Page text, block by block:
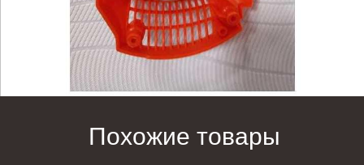
Похожие товары